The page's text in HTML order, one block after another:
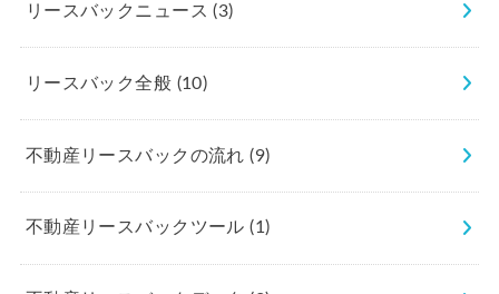
リースバックニュース(3)
リースバック全般 (10)
不動産リースバックの流れ(9)
不動産リースバックツール(1)